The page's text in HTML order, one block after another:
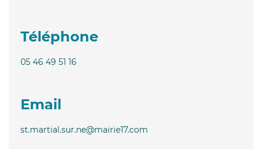
Téléphone
05 46 49 51 16
Email
st.martial.sur.ne@mairie17.com